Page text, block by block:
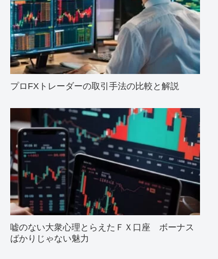
プロFXトレーダーの取引手法の比較と解説
嘘のない大衆心理とらえたＦＸ口座 ボーナス
ばかりじゃない魅力